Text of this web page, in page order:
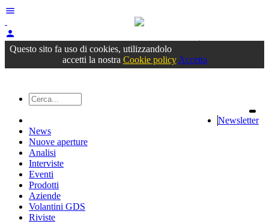
menu
person
Accedioppure registrati
Questo sito fa uso di cookies, utilizzandolo
accetti la nostra Cookie policy Accetta
Newsletter
News
Nuove aperture
Analisi
Interviste
Eventi
Prodotti
Aziende
Volantini GDS
Riviste